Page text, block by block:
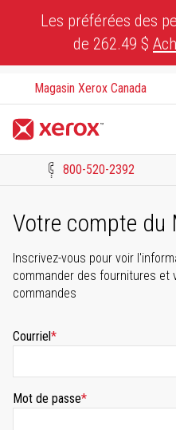
Les préférées des
de 262.49 $
Magasin Xerox Canada
800-520-2392
Votre compte du
Inscrivez-vous pour voir
commander des fournitures et
commandes
Courriel
Mot de passe